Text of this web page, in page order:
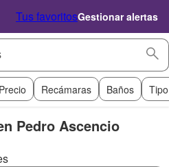
Tus favoritosGestionar alertas
Precio Recámaras Baños
Pedro Ascencio